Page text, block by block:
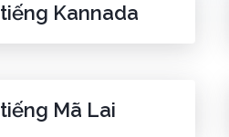
tiếng Kannada
tiếng Mã Lai